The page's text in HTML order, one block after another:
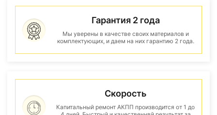
Гарантия 2 года
Мы уверены в качестве своих материалов и
комплектующих, и даем на них гарантию 2 года.
Скорость
Капитальный ремонт АКПП производится от 1 до